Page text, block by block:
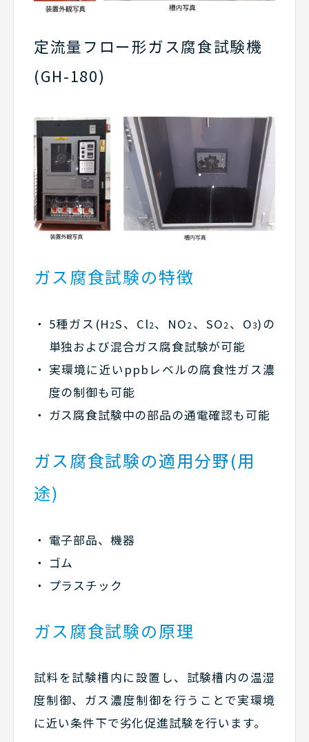
定流量フロー形ガス腐食試験機
(GH-180)
ガス腐食試験の特徴
5種ガス(H2S、Cl2、NO2 、SO2 、O3)の
単独および混合ガス腐食試験が可能
実環境に近いppbレベルの腐食性ガス濃
度の制御も可能
ガス腐食試験中の部品の通電確認も可能
ガス腐食試験の適用分野(用
途)
電子部品、機器
ゴム
プラスチック
ガス腐食試験の原理
試料を試験槽内に設置し、試験槽内の温湿
度制御、ガス濃度制御を行うことで実環境
に近い条件下で劣化促進試験を行います。